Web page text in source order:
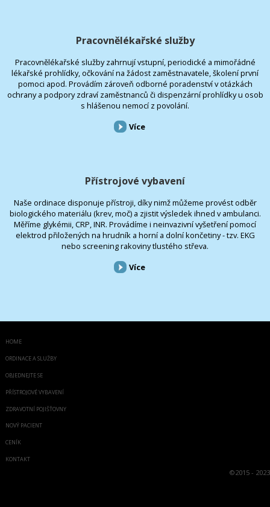
Pracovnělékařské služby
Pracovnělékařské služby zahrnují vstupní, periodické a mimořádné
lékařské prohlídky, očkování na žádost zaměstnavatele, školení první
pomoci apod. Provádím zároveň odborné poradenství v otázkách
ochrany a podpory zdraví zaměstnanců či dispenzární prohlídky u osob
s hlášenou nemocí z povolání.
Více
Přístrojové vybavení
Naše ordinace disponuje přístroji, díky nimž můžeme provést odběr
biologického materiálu (krev, moč) a zjistit výsledek ihned v ambulanci.
Měříme glykémii, CRP, INR. Provádíme i neinvazivní vyšetření pomocí
elektrod přiložených na hrudník a horní a dolní končetiny - tzv. EKG
nebo screening rakoviny tlustého střeva.
Více
HOME
ORDINACE A SLUŽBY
OBJEDNEJTE SE
PŘÍSTROJOVÉ VYBAVENÍ
ZDRAVOTNÍ POJIŠŤOVNY
NOVÝ PACIENT
CENÍK
KONTAKT
©2015 - 2023